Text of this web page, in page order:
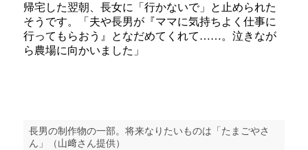
帰宅した翌朝、長女に「行かないで」と止められた
そうです。「夫や長男が『ママに気持ちよく仕事に
行ってもらおう』となだめてくれて……。泣きなが
ら農場に向かいました」
長男の制作物の一部。将来なりたいものは「たまごやさ
ん」（山﨑さん提供）